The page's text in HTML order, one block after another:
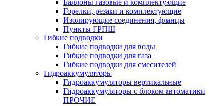
Баллоны газовые и комплектующие
Горелки, резаки и комплектующие
Изолирующие соединения, фланцы
Пункты ГРПШ
Гибкие подводки
Гибкие подводки для воды
Гибкие подводки для газа
Гибкие подводки для смесителей
Гидроаккумуляторы
Гидроаккумуляторы вертикальные
Гидроаккумуляторы с блоком автоматики
ПРОЧИЕ